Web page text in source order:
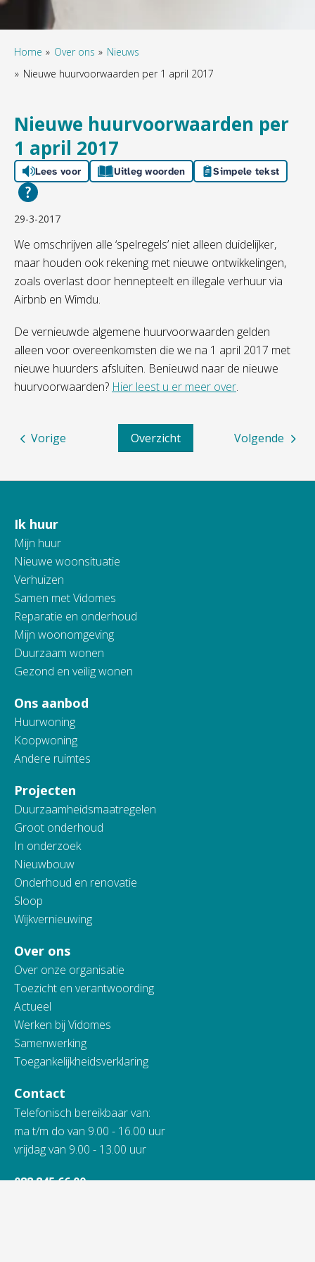
Home Over ons
Nieuws
Nieuwe huurvoorwaarden per 1 april 2017
Nieuwe huurvoorwaarden per
1 april 2017
Lees voor Uitleg woorden Simpele tekst
29-3-2017
We omschrijven alle ‘spelregels’ niet alleen duidelijker,
maar houden ook rekening met nieuwe ontwikkelingen,
zoals overlast door hennepteelt en illegale verhuur via
Airbnb en Wimdu.
De vernieuwde algemene huurvoorwaarden gelden
alleen voor overeenkomsten die we na 1 april 2017 met
nieuwe huurders afsluiten. Benieuwd naar de nieuwe
huurvoorwaarden? Hier leest u er meer over.
Volgende
Overzicht
Vorige
Contactinformatie
Ik huur
Mijn huur
Nieuwe woonsituatie
Verhuizen
Samen met Vidomes
Reparatie en onderhoud
Mijn woonomgeving
Duurzaam wonen
Gezond en veilig wonen
Ons aanbod
Huurwoning
Koopwoning
Andere ruimtes
Projecten
Duurzaamheidsmaatregelen
Groot onderhoud
In onderzoek
Nieuwbouw
Onderhoud en renovatie
Sloop
Wijkvernieuwing
Over ons
Over onze organisatie
Toezicht en verantwoording
Actueel
Werken bij Vidomes
Samenwerking
Toegankelijkheidsverklaring
Contact
Telefonisch bereikbaar van:
ma t/m do van 9.00 - 16.00 uur
vrijdag van 9.00 - 13.00 uur
088 845 66 00